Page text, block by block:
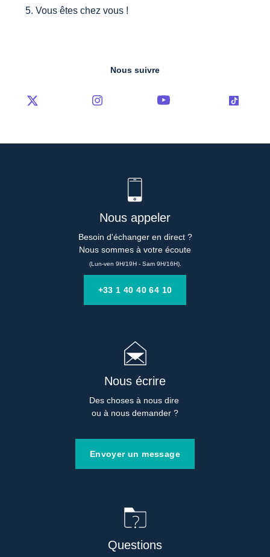
Vous êtes chez vous !
Nous suivre
Nous appeler
Besoin d'échanger en direct ?
Nous sommes à votre écoute
(Lun-ven 9H/19H - Sam 9H/16H).
+33 1 40 40 64 10
Nous écrire
Des choses à nous dire
ou à nous demander ?
Envoyer un message
Questions